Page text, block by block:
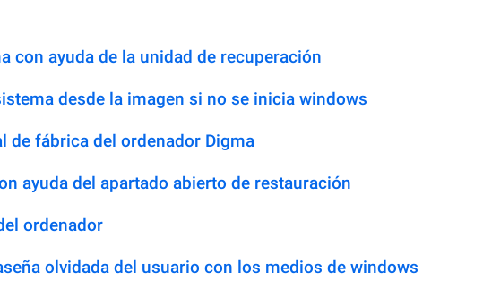
con ayuda de la unidad de recuperación
desde la imagen si no se inicia windows
de fábrica del ordenador Digma
ayuda del apartado abierto de restauración
ordenador
olvidada del usuario con los medios de windows